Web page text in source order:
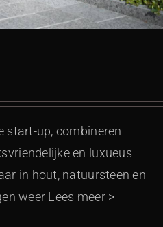
start-up, combineren
en luxueus
in hout, natuursteen en
weer Lees meer >